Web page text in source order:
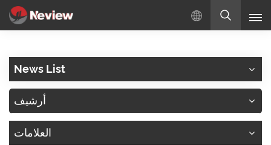
بالعربية
News List
أرشيف
العلامات